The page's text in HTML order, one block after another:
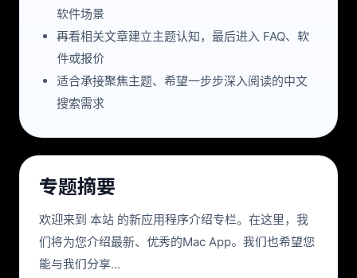
软件场景
再看相关文章建立主题认知，最后进入 FAQ、软
件或报价
适合承接聚焦主题、希望一步步深入阅读的中文
搜索需求
专题摘要
欢迎来到 本站 的新应用程序介绍专栏。在这里，我
们将为您介绍最新、优秀的Mac App。我们也希望您
能与我们分享...